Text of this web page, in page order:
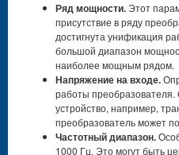
Ряд мощности.Этот
присутствие в ряду
достигнута унификация
большой диапазон
наиболее мощным рядом.
Напряжение на входе.
работы преобразователя.
устройство, например,
преобразователь может
Частотный диапазон.
1000 Гц. Это могут быть